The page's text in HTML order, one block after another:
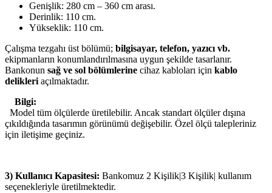
Genişlik: 280 cm – 360 cm arası.
Derinlik: 110 cm.
Yükseklik: 110 cm.
Çalışma tezgahı üst bölümü; bilgisayar, telefon, yazıcı vb.
ekipmanların konumlandırılmasına uygun şekilde tasarlanır.
Bankonun sağ ve sol bölümlerine cihaz kabloları için kablo
delikleri açılmaktadır.
Bilgi:
Model tüm ölçülerde üretilebilir. Ancak standart ölçüler dışına
çıkıldığında tasarımın görünümü değişebilir. Özel ölçü talepleriniz
için iletişime geçiniz.
3) Kullanıcı Kapasitesi: Bankomuz 2 Kişilik|3 Kişilik| kullanım
seçenekleriyle üretilmektedir.